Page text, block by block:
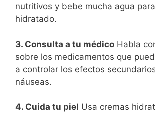
nutritivos y bebe mucha agua
hidratado.
3. Consulta a tu médico Habla
sobre los medicamentos que
a controlar los efectos
náuseas.
4. Cuida tu piel Usa cremas